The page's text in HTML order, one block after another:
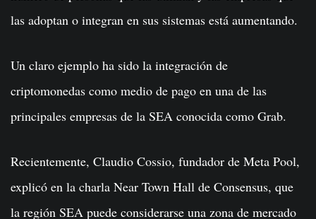
las adoptan o integran en sus sistemas está aumentando.
Un claro ejemplo ha sido la integración de
criptomonedas como medio de pago en una de las
principales empresas de la SEA conocida como Grab.
Recientemente, Claudio Cossio, fundador de Meta Pool,
explicó en la charla Near Town Hall de Consensus, que
la región SEA puede considerarse una zona de mercado